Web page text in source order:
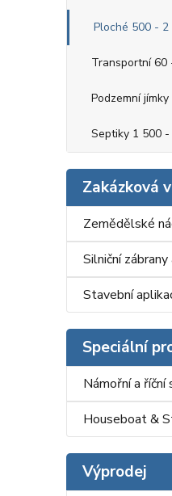
Ploché 500 -
Transportní 60
Podzemní
Septiky 1 500
Zakázková
Zemědělské
Silniční
Stavební
Speciální
Námořní a
Houseboat &
Výprodej